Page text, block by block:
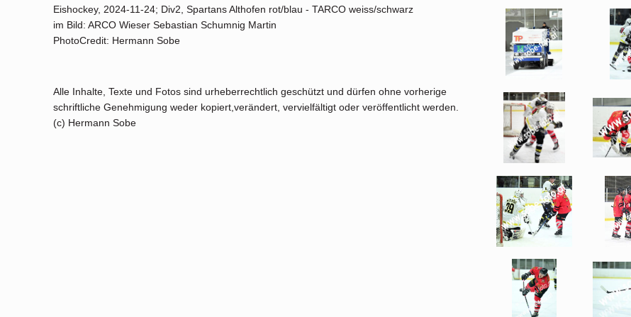
Eishockey, 2024-11-24; Div2, Spartans Althofen rot/blau - TARCO weiss/schwarz
im Bild: ARCO Wieser Sebastian Schumnig Martin
PhotoCredit: Hermann Sobe
Alle Inhalte, Texte und Fotos sind urheberrechtlich geschützt und dürfen ohne vorherige
schriftliche Genehmigung weder kopiert,verändert, vervielfältigt oder veröffentlicht werden.
(c) Hermann Sobe